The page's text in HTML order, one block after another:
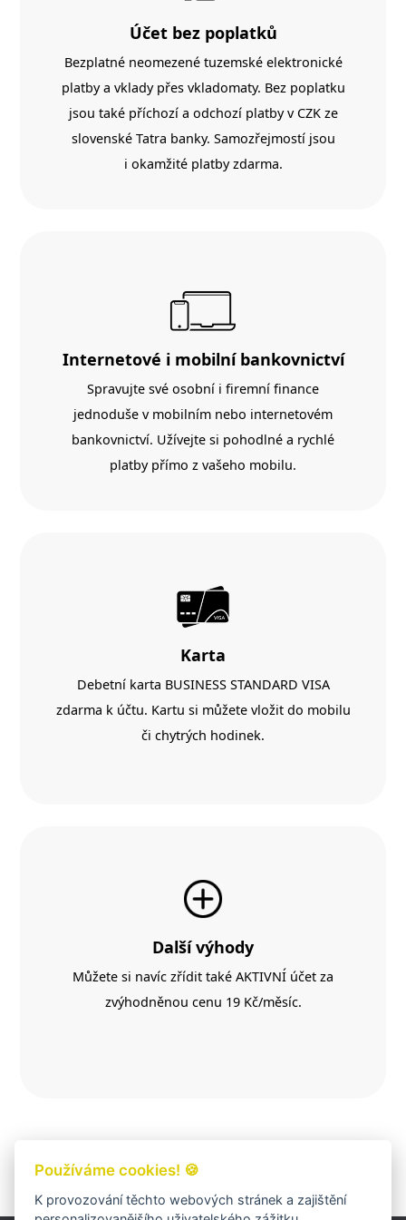
Účet bez poplatků
Bezplatné neomezené tuzemské elektronické
platby a vklady přes vkladomaty. Bez poplatku
jsou také příchozí a odchozí platby v CZK ze
slovenské Tatra banky. Samozřejmostí jsou
i okamžité platby zdarma.
Internetové i mobilní bankovnictví
Spravujte své osobní i firemní finance
jednoduše v mobilním nebo internetovém
bankovnictví. Užívejte si pohodlné a rychlé
platby přímo z vašeho mobilu.
Karta
Debetní karta BUSINESS STANDARD VISA
zdarma k účtu. Kartu si můžete vložit do mobilu
či chytrých hodinek.
Další výhody
Můžete si navíc zřídit také AKTIVNÍ účet za
zvýhodněnou cenu 19 Kč/měsíc.
Založit účet
Používáme cookies! 🍪
K provozování těchto webových stránek a zajištění